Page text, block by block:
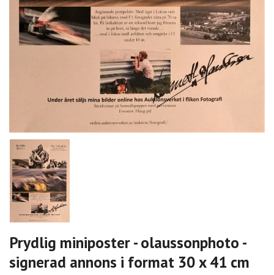
Prydlig miniposter - olaussonphoto -
signerad annons i format 30 x 41 cm